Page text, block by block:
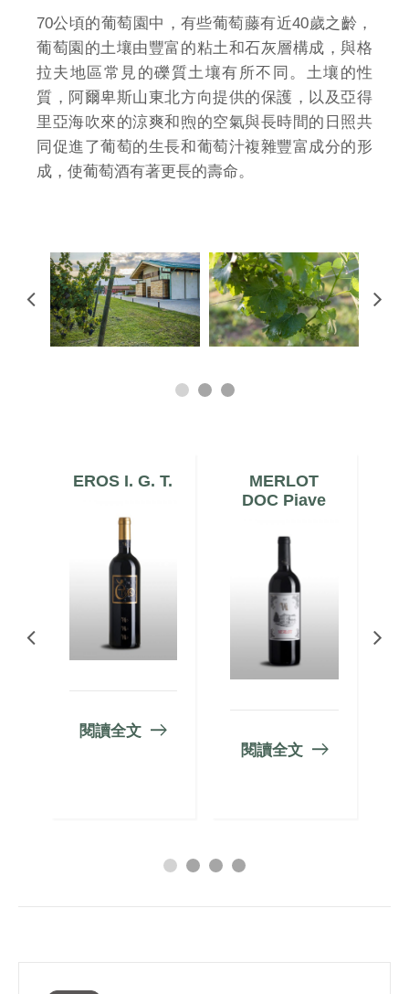
70公頃的葡萄園中，有些葡萄藤有近40歲之齡，
葡萄園的土壤由豐富的粘土和石灰層構成，與格
拉夫地區常見的礫質土壤有所不同。土壤的性
質，阿爾卑斯山東北方向提供的保護，以及亞得
里亞海吹來的涼爽和煦的空氣與長時間的日照共
同促進了葡萄的生長和葡萄汁複雜豐富成分的形
成，使葡萄酒有著更長的壽命。
EROS I. G. T.
閱讀全文
MERLOT
DOC Piave
閱讀全文